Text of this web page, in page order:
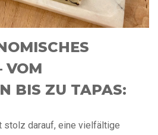
VOM
BIS ZU TAPAS:
stolz darauf, eine vielfältige